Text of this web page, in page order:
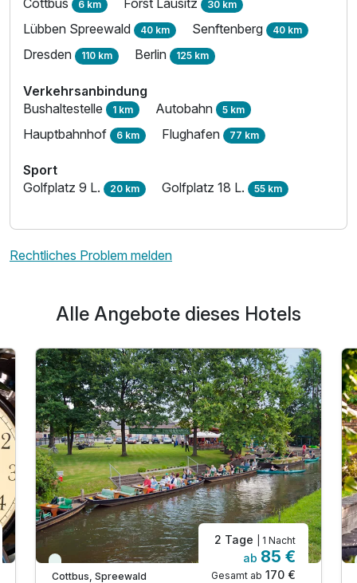
6 km 30 km
Lübben Spreewald 40 km Senftenberg 40 km
Dresden 110 km Berlin 125 km
Verkehrsanbindung
Bushaltestelle 1 km Autobahn 5 km
Hauptbahnhof 6 km Flughafen 77 km
Sport
Golfplatz 9 L. 20 km Golfplatz 18 L. 55 km
Rechtliches Problem melden
Alle Angebote dieses Hotels
Immer verfügbar
Cottbus, Spreewald
2 Tage | 1 Nacht
ab 85 €
Gesamt ab 170 €